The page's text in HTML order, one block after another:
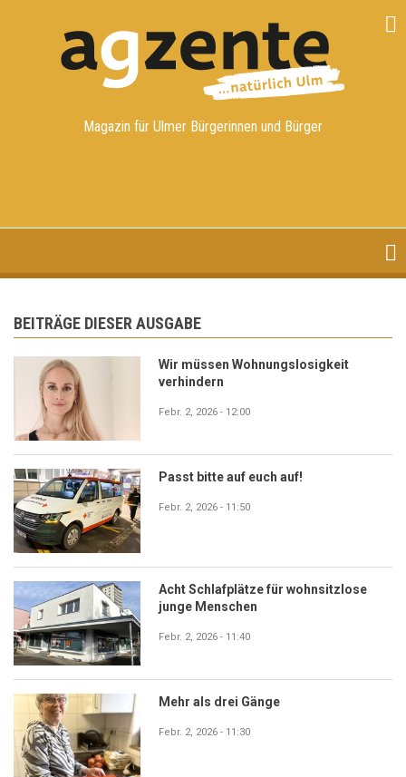
Magazin für Ulmer Bürgerinnen und Bürger
BEITRÄGE DIESER AUSGABE
Wir müssen Wohnungslosigkeit
verhindern
Febr. 2, 2026 - 12:00
Passt bitte auf euch auf!
Febr. 2, 2026 - 11:50
Acht Schlafplätze für wohnsitzlose
junge Menschen
Febr. 2, 2026 - 11:40
Mehr als drei Gänge
Febr. 2, 2026 - 11:30